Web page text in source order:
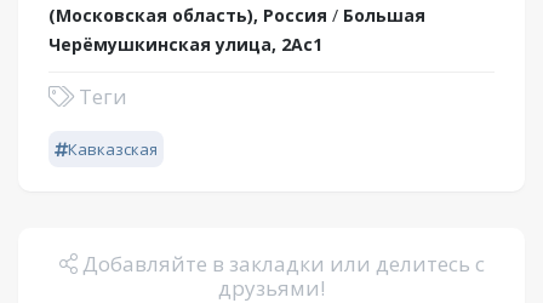
(Московская область), Россия / Большая
Черёмушкинская улица, 2Ас1
Теги
Кавказская
Добавляйте в закладки или делитесь с
друзьями!